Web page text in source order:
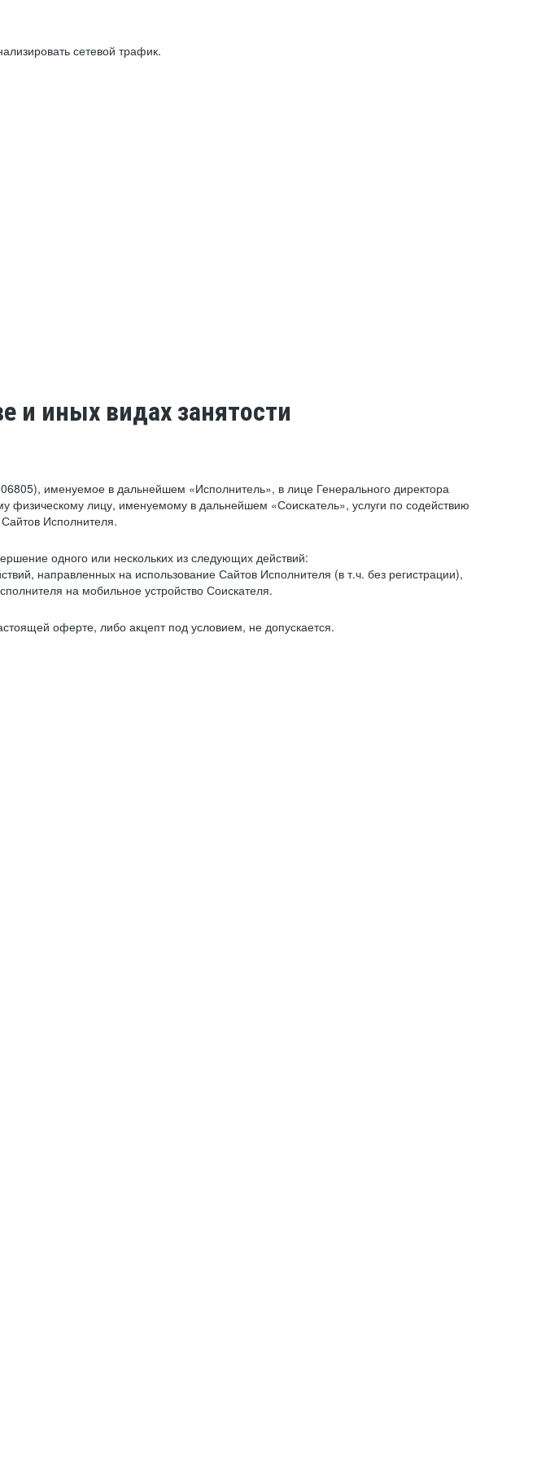
сетевой трафик.
и иных видах занятости
именуемое в дальнейшем «Исполнитель», в лице Генерального директора
физическому лицу, именуемому в дальнейшем «Соискатель», услуги по содействию
Исполнителя.
одного или нескольких из следующих действий:
направленных на использование Сайтов Исполнителя (в т.ч. без регистрации),
на мобильное устройство Соискателя.
оферте, либо акцепт под условием, не допускается.